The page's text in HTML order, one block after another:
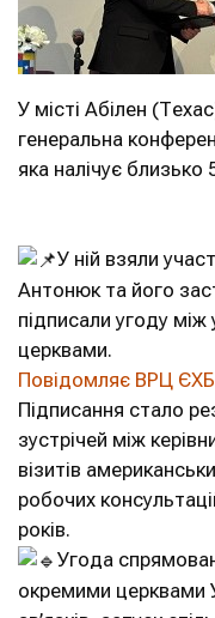
У місті Абілен
генеральна
яка налічує
У ній взяли
Антонюк та його
підписали угоду
церквами.
Повідомляє ВРЦ ЄХБ
Підписання стало
зустрічей між
візитів
робочих
років.
Угода
окремими церквами